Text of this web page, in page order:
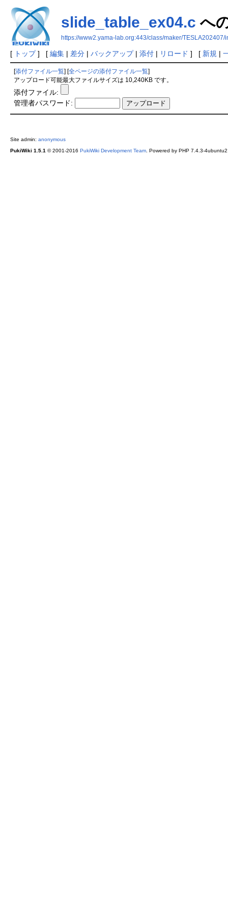
slide_table_ex04.c へ
https://www2.yama-lab.org:443/class/maker/
[ トップ] [ 編集| 差分| バックアップ| 添付| リロード ] [ 新規 |
添付ファイル一覧 全ページの添付ファイル一覧
アップロード可能最大ファイルサイズは 10,240KB です。
添付ファイル:
管理者パスワード:
Site admin: anonymous
PukiWiki 1.5.1 © 2001-2016 PukiWiki Development Team. Powered by PHP 7.4.3-